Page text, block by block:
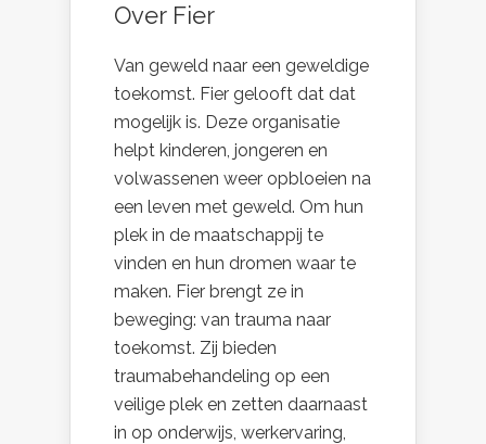
Over Fier
Van geweld naar een geweldige
toekomst. Fier gelooft dat dat
mogelijk is. Deze organisatie
helpt kinderen, jongeren en
volwassenen weer opbloeien na
een leven met geweld. Om hun
plek in de maatschappij te
vinden en hun dromen waar te
maken. Fier brengt ze in
beweging: van trauma naar
toekomst. Zij bieden
traumabehandeling op een
veilige plek en zetten daarnaast
in op onderwijs, werkervaring,